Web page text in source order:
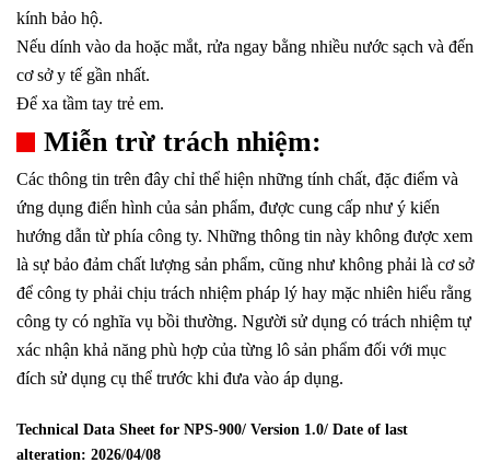
kính bảo hộ.
Nếu dính vào da hoặc mắt, rửa ngay bằng nhiều nước sạch và đến
cơ sở y tế gần nhất.
Để xa tầm tay trẻ em.
Miễn trừ trách nhiệm:
Các thông tin trên đây chỉ thể hiện những tính chất, đặc điểm và
ứng dụng điển hình của sản phẩm, được cung cấp như ý kiến
hướng dẫn từ phía công ty. Những thông tin này không được xem
là sự bảo đảm chất lượng sản phẩm, cũng như không phải là cơ sở
để công ty phải chịu trách nhiệm pháp lý hay mặc nhiên hiểu rằng
công ty có nghĩa vụ bồi thường. Người sử dụng có trách nhiệm tự
xác nhận khả năng phù hợp của từng lô sản phẩm đối với mục
đích sử dụng cụ thể trước khi đưa vào áp dụng.
Technical Data Sheet for NPS-900/ Version 1.0/ Date of last
alteration: 2026/04/08